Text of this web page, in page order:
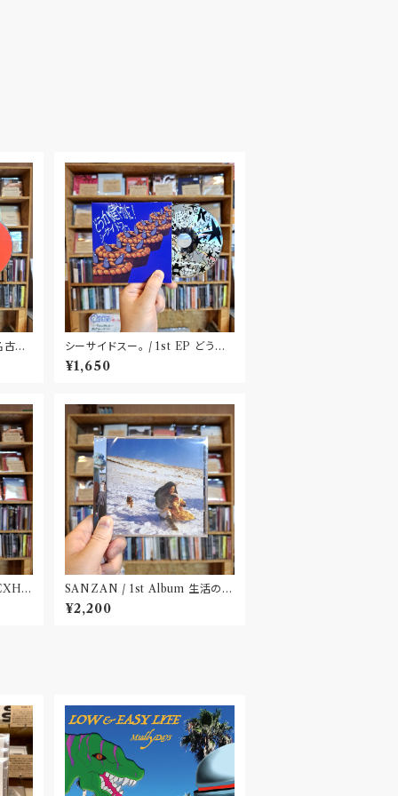
古
シーサイドスー。 / 1st EP どうか
健やかに！(CD)〝静岡県三島市〟
¥1,650
SANZAN / 1st Album 生活の名
残(CD)〝静岡県三島市〟
¥2,200